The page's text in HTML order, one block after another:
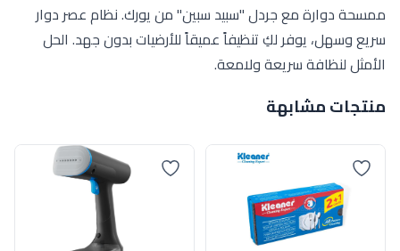
ممسحة دوارة مع جردل "سبيد سبين" من يورك. نظام عصر دوار
سريع وسهل، يوفر لكِ تنظيفاً عميقاً للأرضيات بدون جهد. الحل
الأمثل لنظافة سريعة ولامعة.
منتجات مشابهة